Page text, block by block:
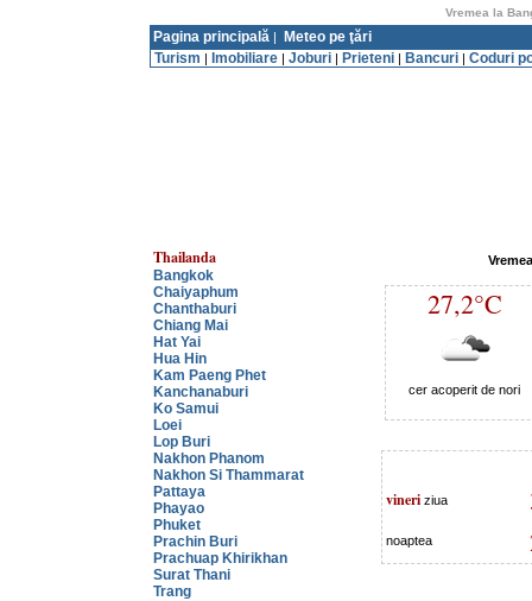
Vremea la
Pagina principală |
Meteo pe ţări
Turism | Imobiliare | Joburi | Prieteni | Bancuri | Coduri
Thailanda
Bangkok
Chaiyaphum
Chanthaburi
Chiang Mai
Hat Yai
Hua Hin
Kam Paeng Phet
Kanchanaburi
Ko Samui
Loei
Lop Buri
Nakhon Phanom
Nakhon Si Thammarat
Pattaya
Phayao
Phuket
Prachin Buri
Prachuap Khirikhan
Surat Thani
Trang
27,2°C
cer acoperit de nori
vineri ziua
noaptea